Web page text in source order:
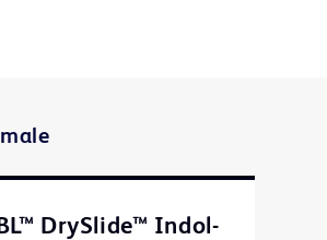
DrySlide™ Indol-